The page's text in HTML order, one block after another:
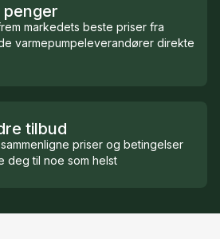
penger
markedets beste priser fra
varmepumpeleverandører direkte
tilbud
priser og betingelser
deg til noe som helst